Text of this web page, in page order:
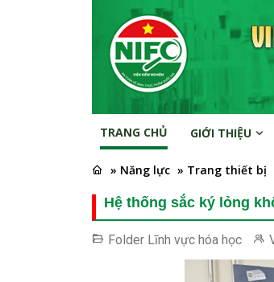
TRANG CHỦ GIỚI THIỆU
» Năng lực » Trang thiết bị
Hệ thống sắc ký lỏng
Folder Lĩnh vực hóa học